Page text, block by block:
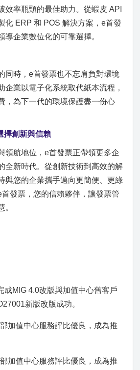
效率瓶頸的最佳助力。從蝦皮 API
化 ERP 和 POS 解決方案，e首發
導企業數位化的可靠選擇。
同時，e首發票也不忘肩負對環境
企業以電子化系統取代紙本流程，
，為下一代的環境保護盡一份心
擇創新與信賴
領航地位，e首發票正帶領更多企
全新時代。從創新技術到高效的解
與您的企業攜手邁向更簡便、更綠
發票，您的信賴夥伴，讓發票管
。
成MIG 4.0改版與加值中心舊客戶
新版改版成功。
加值中心服務評比優良，成為推
加值中心服務評比優良，成為推